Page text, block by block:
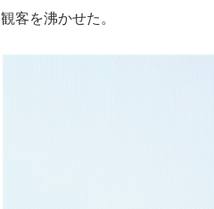
観客を沸かせた。